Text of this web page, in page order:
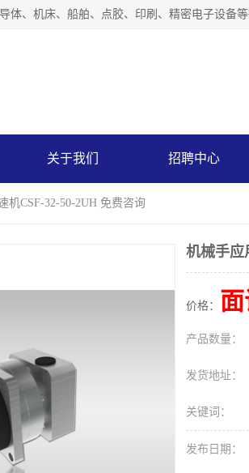
关于我们 招聘中心
机CSF-32-50-2UH 免费咨询
机械手应
价格：
产品数量：
发货地址：
关键词：
发布日期：